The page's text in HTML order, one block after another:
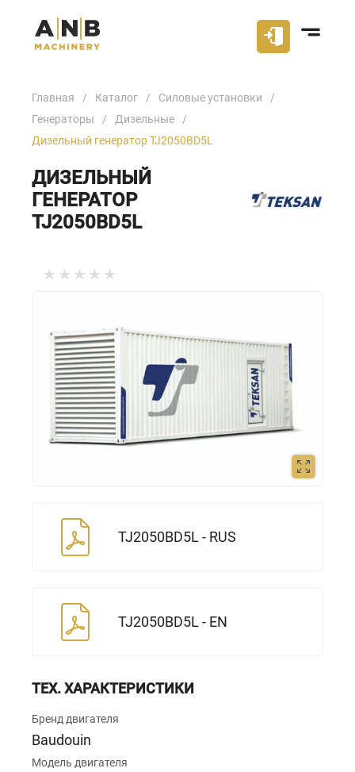
Главная Каталог
Силовые установки
Генераторы
Дизельные
Дизельный генератор TJ2050BD5L
ДИЗЕЛЬНЫЙ
ГЕНЕРАТОР
TJ2050BD5L
TJ2050BD5L - RUS
TJ2050BD5L - EN
ТЕХ. ХАРАКТЕРИСТИКИ
Бренд двигателя
Baudouin
Модель двигателя